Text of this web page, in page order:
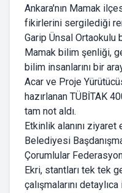
Ankara'nın Mamak
fikirlerini sergilediği
Garip Ünsal
Mamak bilim şenliği,
bilim insanlarını bir
Acar ve Proje
hazırlanan TÜBİTAK
tam not aldı.
Etkinlik alanını ziyaret
Belediyesi
Çorumlular
Ekri, stantları tek tek
çalışmalarını